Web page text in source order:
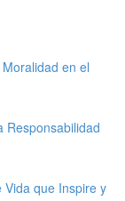
en el
Responsabilidad
Vida que Inspire y